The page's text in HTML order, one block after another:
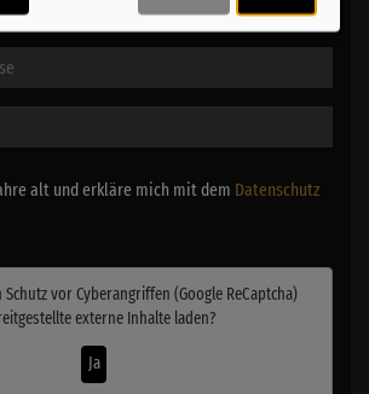
alt und erkläre mich mit dem Datenschutz
Schutz vor Cyberangriffen (Google ReCaptcha)
externe Inhalte laden?
Ja